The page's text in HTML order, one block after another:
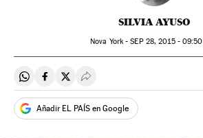
SILVIA AYUSO
Nova York -SEP28, 2015 - 09:50
Compartir en Whatsapp
Compartir en Facebook
Compartir en Twitter
Desplegar Redes Sociales
Añadir EL PAÍS en Google